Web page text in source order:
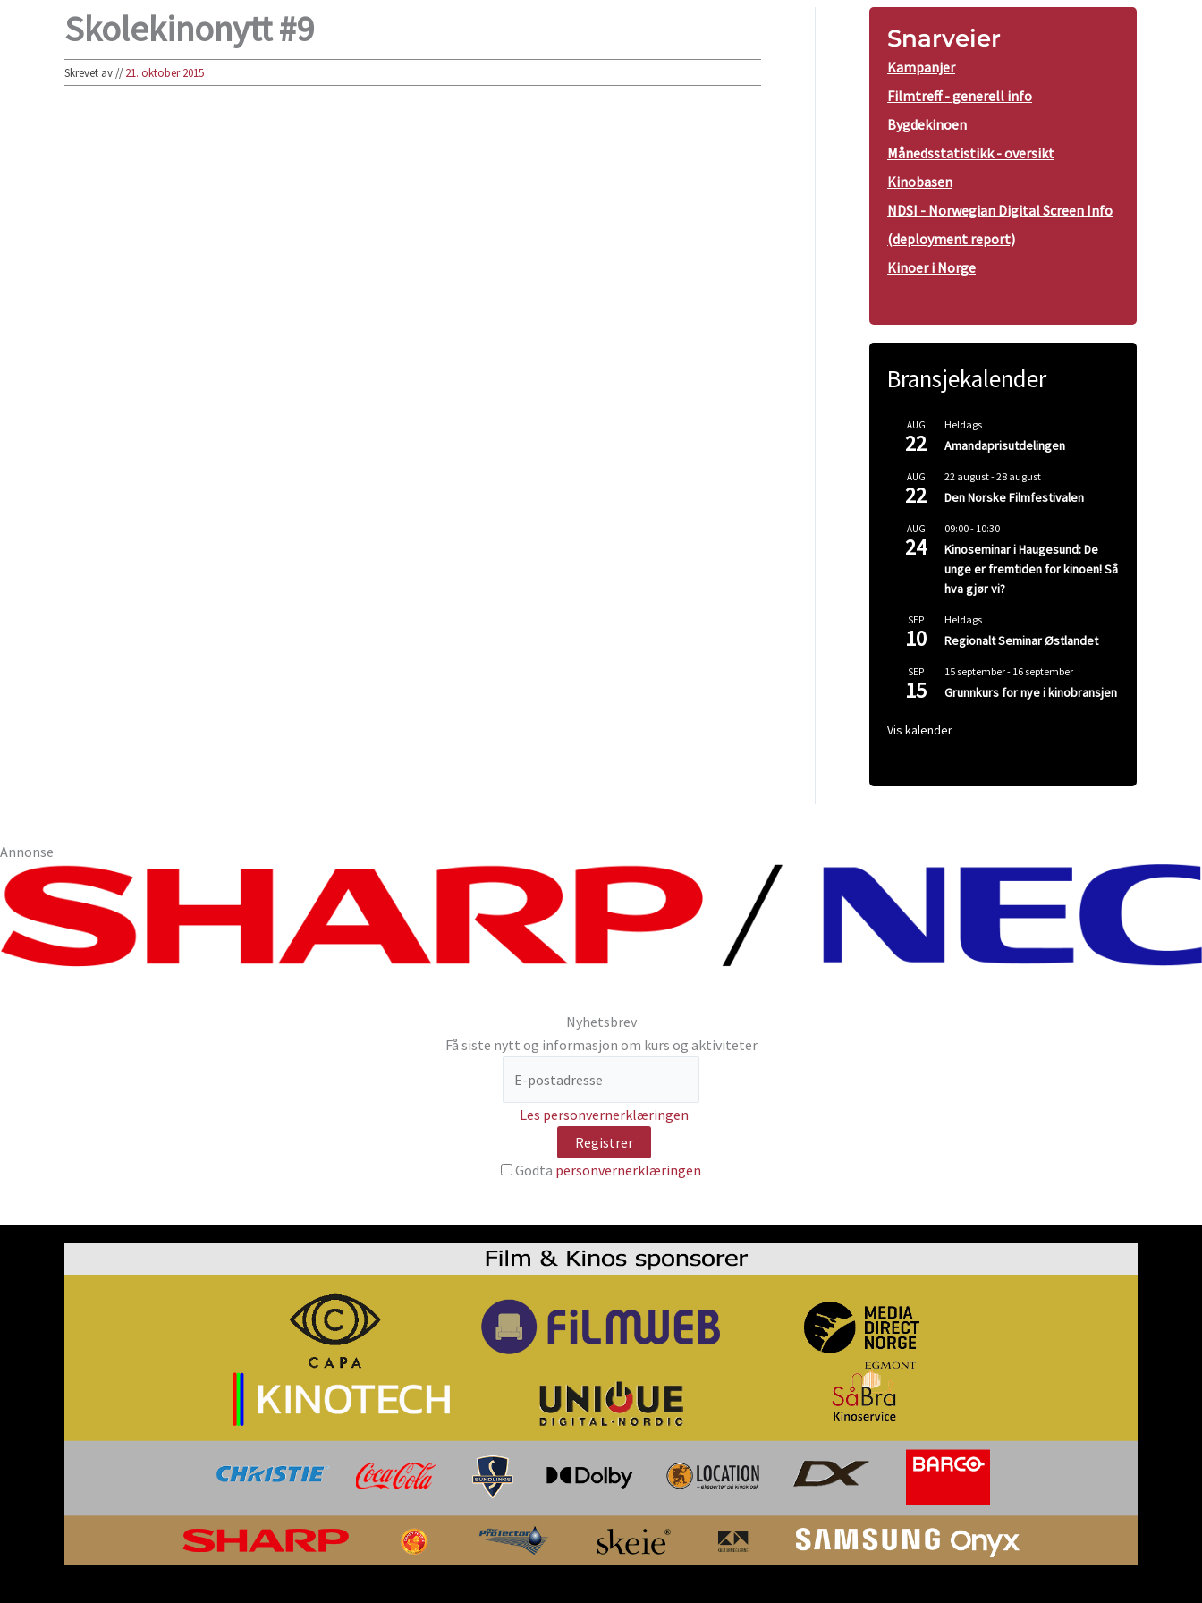
Skolekinonytt #9
Skrevet av//21. oktober 2015
Snarveier
Kampanjer
Filmtreff - generell info
Bygdekinoen
Månedsstatistikk - oversikt
Kinobasen
NDSI - Norwegian Digital Screen Info
(deployment report)
Kinoer i Norge
Bransjekalender
AUG
22
Heldags
Amandaprisutdelingen
AUG
22
22 august-28 august
Den Norske Filmfestivalen
AUG
24
09:00- 10:30
Kinoseminar i Haugesund: De
unge er fremtiden for kinoen! Så
hva gjør vi?
SEP
10
Heldags
Regionalt Seminar Østlandet
SEP
15
15 september- 16 september
Grunnkurs for nye i kinobransjen
Vis kalender
Annonse
Nyhetsbrev
Få siste nytt og informasjon om kurs og aktiviteter
Les personvernerklæringen
Godta personvernerklæringen